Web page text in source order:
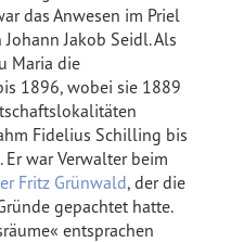
das Anwesen im Priel
Jakob Seidl. Als
Maria die
1896, wobei sie 1889
Fidelius Schilling bis
war Verwalter beim
Fritz Grünwald, der die
gepachtet hatte.
entsprachen